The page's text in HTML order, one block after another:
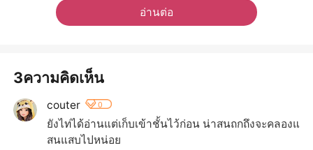
อ่านต่อ
3ความคิดเห็น
couter 0
ยังไท่ได้อ่านแต่เก็บเข้าชั้นไว้ก่อน​ น่าสนถกถึงจะคลองแ
สนแสบไปหน่อย